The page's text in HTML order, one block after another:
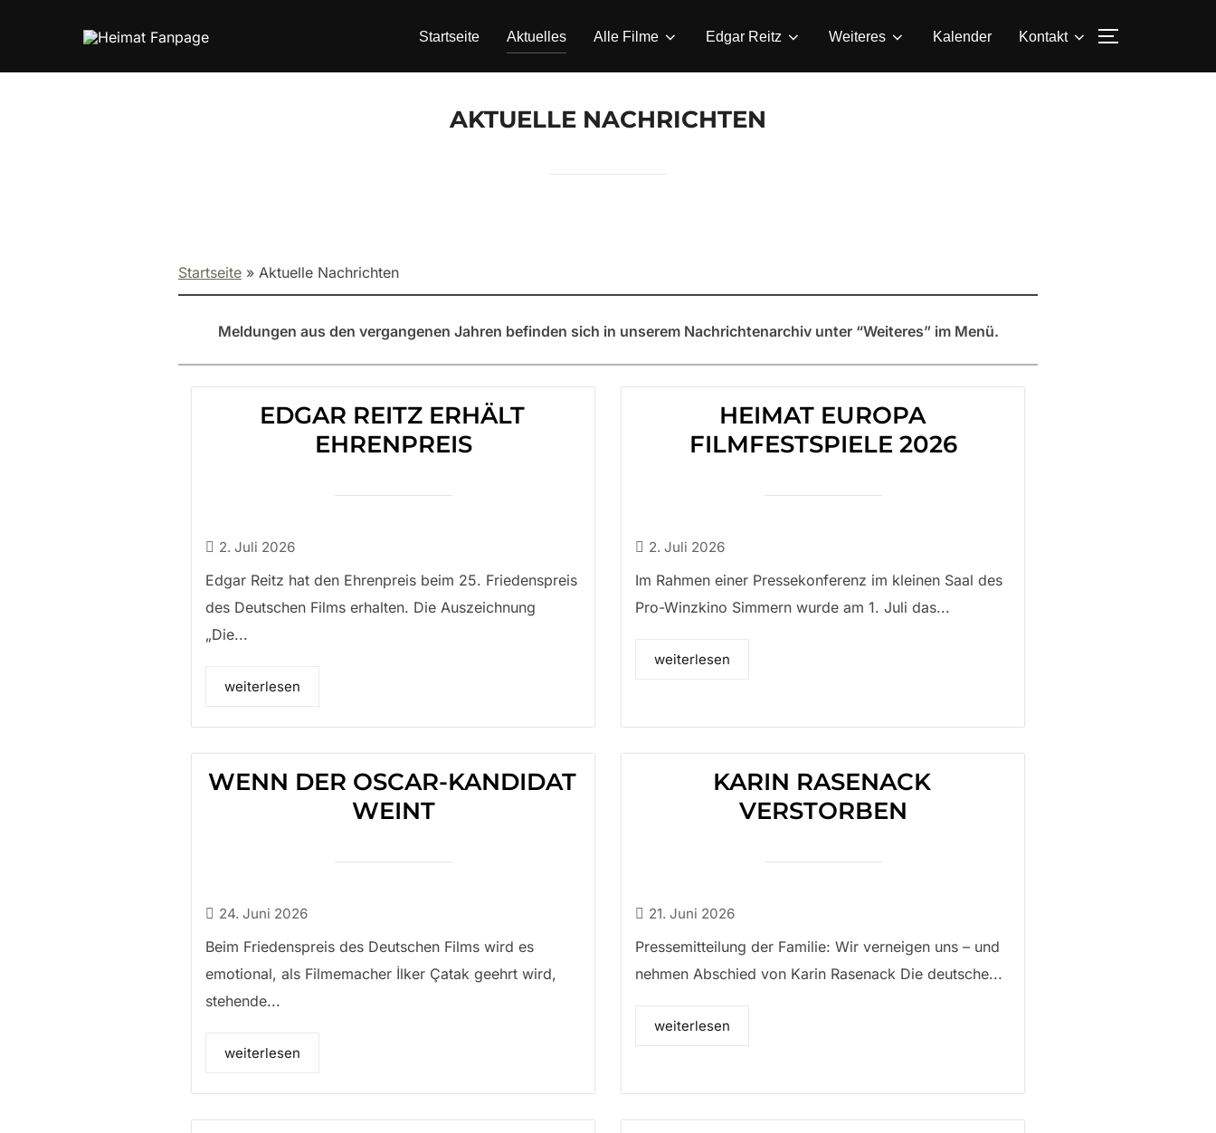
Startseite Aktuelles Alle Filme Edgar Reitz Weiteres Kalender Kontakt
AKTUELLE NACHRICHTEN
Startseite » Aktuelle Nachrichten
Meldungen aus den vergangenen Jahren befinden sich in unserem Nachrichtenarchiv unter “Weiteres” im Menü.
EDGAR REITZ ERHÄLT
EHRENPREIS
2. Juli 2026
Edgar Reitz hat den Ehrenpreis beim 25. Friedenspreis
des Deutschen Films erhalten. Die Auszeichnung
„Die...
weiterlesen
HEIMAT EUROPA
FILMFESTSPIELE 2026
2. Juli 2026
Im Rahmen einer Pressekonferenz im kleinen Saal des
Pro-Winzkino Simmern wurde am 1. Juli das...
weiterlesen
WENN DER OSCAR-KANDIDAT
WEINT
24. Juni 2026
Beim Friedenspreis des Deutschen Films wird es
emotional, als Filmemacher İlker Çatak geehrt wird,
stehende...
weiterlesen
KARIN RASENACK
VERSTORBEN
21. Juni 2026
Pressemitteilung der Familie: Wir verneigen uns – und
nehmen Abschied von Karin Rasenack Die deutsche...
weiterlesen